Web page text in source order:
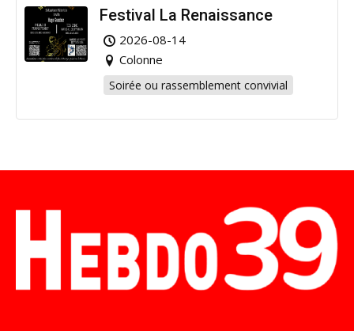
Festival La Renaissance
2026-08-14
Colonne
Soirée ou rassemblement convivial